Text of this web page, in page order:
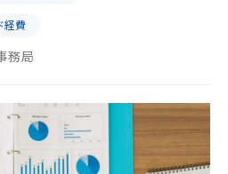
経費
務局